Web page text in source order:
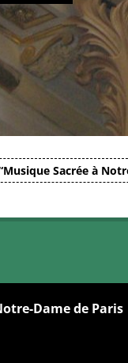
Sacrée à
Dame de Paris